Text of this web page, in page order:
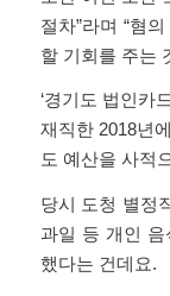
절차”라며 “혐
할 기회를 주는
‘경기도 법인카
재직한 2018년
도 예산을 사적
당시 도청 별정
과일 등 개인 음
했다는 건데요.